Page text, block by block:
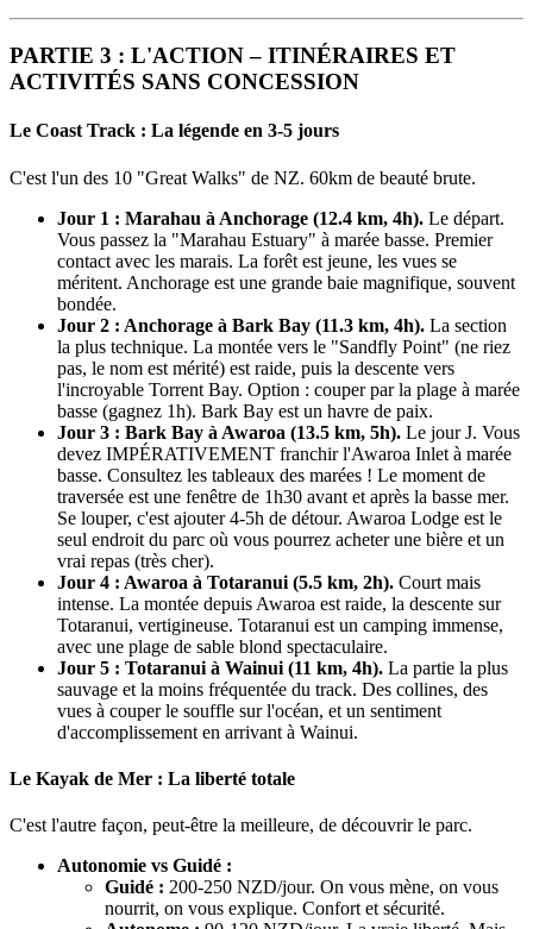
PARTIE 3 : L'ACTION – ITINÉRAIRES ET
ACTIVITÉS SANS CONCESSION
Le Coast Track : La légende en 3-5 jours
C'est l'un des 10 "Great Walks" de NZ. 60km de beauté brute.
Jour 1 : Marahau à Anchorage (12.4 km, 4h). Le départ.
Vous passez la "Marahau Estuary" à marée basse. Premier
contact avec les marais. La forêt est jeune, les vues se
méritent. Anchorage est une grande baie magnifique, souvent
bondée.
Jour 2 : Anchorage à Bark Bay (11.3 km, 4h). La section
la plus technique. La montée vers le "Sandfly Point" (ne riez
pas, le nom est mérité) est raide, puis la descente vers
l'incroyable Torrent Bay. Option : couper par la plage à marée
basse (gagnez 1h). Bark Bay est un havre de paix.
Jour 3 : Bark Bay à Awaroa (13.5 km, 5h). Le jour J. Vous
devez IMPÉRATIVEMENT franchir l'Awaroa Inlet à marée
basse. Consultez les tableaux des marées ! Le moment de
traversée est une fenêtre de 1h30 avant et après la basse mer.
Se louper, c'est ajouter 4-5h de détour. Awaroa Lodge est le
seul endroit du parc où vous pourrez acheter une bière et un
vrai repas (très cher).
Jour 4 : Awaroa à Totaranui (5.5 km, 2h). Court mais
intense. La montée depuis Awaroa est raide, la descente sur
Totaranui, vertigineuse. Totaranui est un camping immense,
avec une plage de sable blond spectaculaire.
Jour 5 : Totaranui à Wainui (11 km, 4h). La partie la plus
sauvage et la moins fréquentée du track. Des collines, des
vues à couper le souffle sur l'océan, et un sentiment
d'accomplissement en arrivant à Wainui.
Le Kayak de Mer : La liberté totale
C'est l'autre façon, peut-être la meilleure, de découvrir le parc.
Autonomie vs Guidé :
Guidé : 200-250 NZD/jour. On vous mène, on vous
nourrit, on vous explique. Confort et sécurité.